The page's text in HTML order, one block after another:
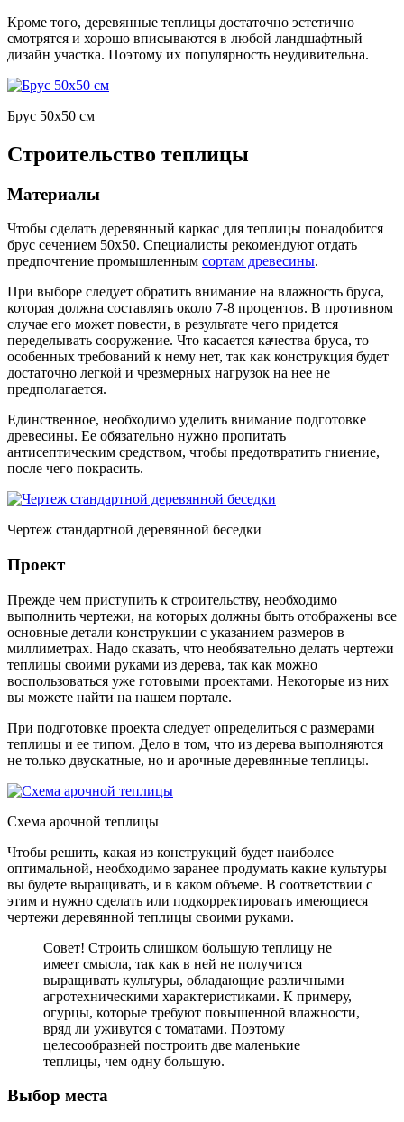
Кроме того, деревянные теплицы достаточно эстетично
смотрятся и хорошо вписываются в любой ландшафтный
дизайн участка. Поэтому их популярность неудивительна.
Брус 50х50 см
Строительство теплицы
Материалы
Чтобы сделать деревянный каркас для теплицы понадобится
брус сечением 50х50. Специалисты рекомендуют отдать
предпочтение промышленным сортам древесины.
При выборе следует обратить внимание на влажность бруса,
которая должна составлять около 7-8 процентов. В противном
случае его может повести, в результате чего придется
переделывать сооружение. Что касается качества бруса, то
особенных требований к нему нет, так как конструкция будет
достаточно легкой и чрезмерных нагрузок на нее не
предполагается.
Единственное, необходимо уделить внимание подготовке
древесины. Ее обязательно нужно пропитать
антисептическим средством, чтобы предотвратить гниение,
после чего покрасить.
Чертеж стандартной деревянной беседки
Проект
Прежде чем приступить к строительству, необходимо
выполнить чертежи, на которых должны быть отображены все
основные детали конструкции с указанием размеров в
миллиметрах. Надо сказать, что необязательно делать чертежи
теплицы своими руками из дерева, так как можно
воспользоваться уже готовыми проектами. Некоторые из них
вы можете найти на нашем портале.
При подготовке проекта следует определиться с размерами
теплицы и ее типом. Дело в том, что из дерева выполняются
не только двускатные, но и арочные деревянные теплицы.
Схема арочной теплицы
Чтобы решить, какая из конструкций будет наиболее
оптимальной, необходимо заранее продумать какие культуры
вы будете выращивать, и в каком объеме. В соответствии с
этим и нужно сделать или подкорректировать имеющиеся
чертежи деревянной теплицы своими руками.
Совет! Строить слишком большую теплицу не
имеет смысла, так как в ней не получится
выращивать культуры, обладающие различными
агротехническими характеристиками. К примеру,
огурцы, которые требуют повышенной влажности,
вряд ли уживутся с томатами. Поэтому
целесообразней построить две маленькие
теплицы, чем одну большую.
Выбор места